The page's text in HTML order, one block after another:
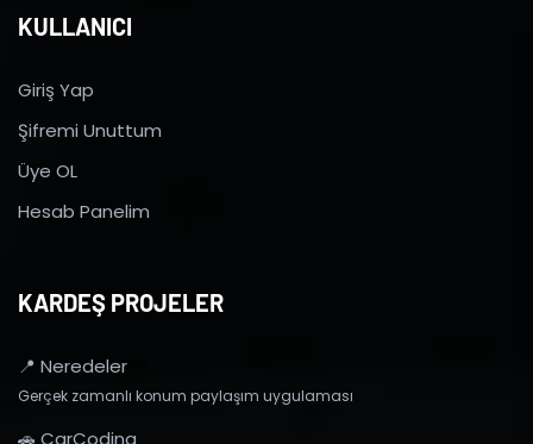
KULLANICI
Giriş Yap
Şifremi Unuttum
Üye OL
Hesab Panelim
KARDEŞ PROJELER
📍 Neredeler
Gerçek zamanlı konum paylaşım uygulaması
🚗 CarCoding